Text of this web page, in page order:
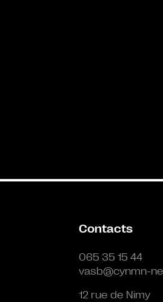
Contacts
065 35 15 44
vasb@cynmn-
12 rue de Nimy